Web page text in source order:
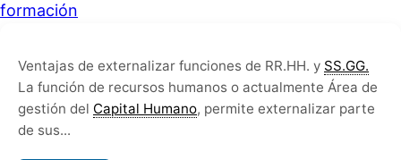
formación
Ventajas de externalizar funciones de RR.HH. y SS.GG.
La función de recursos humanos o actualmente Área de
gestión del Capital Humano, permite externalizar parte
de sus...